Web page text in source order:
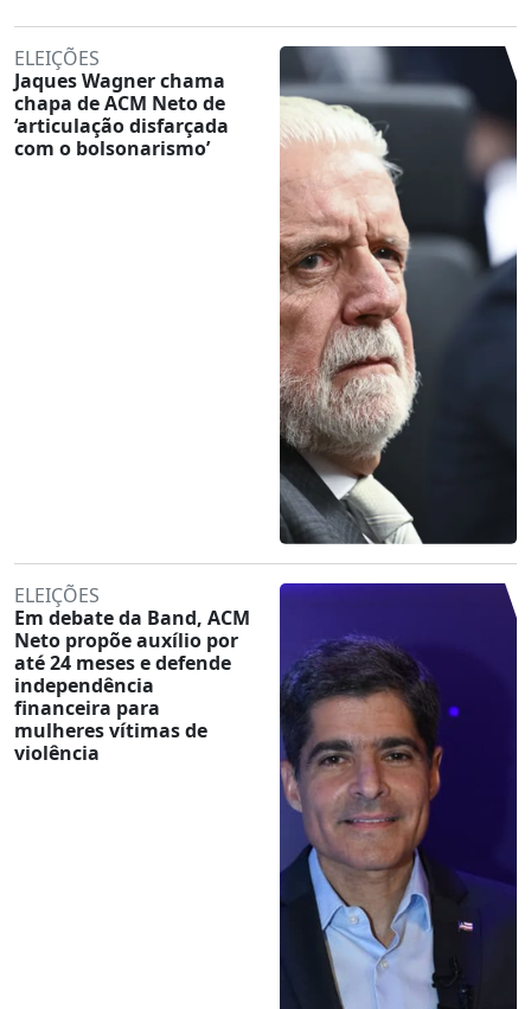
ELEIÇÕES
Jaques Wagner chama
chapa de ACM Neto de
‘articulação disfarçada
com o bolsonarismo’
ELEIÇÕES
Em debate da Band, ACM
Neto propõe auxílio por
até 24 meses e defende
independência
financeira para
mulheres vítimas de
violência